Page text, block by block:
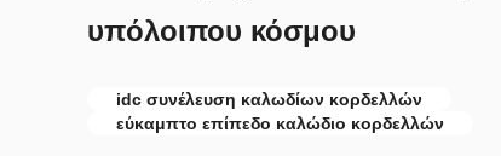
υπόλοιπου κόσμου
idc συνέλευση καλωδίων κορδελλών
εύκαμπτο επίπεδο καλώδιο κορδελλών